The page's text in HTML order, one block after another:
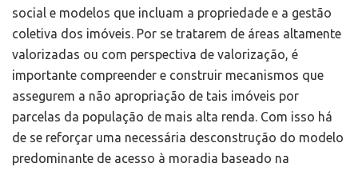
social e modelos que incluam a propriedade e a gestão
coletiva dos imóveis. Por se tratarem de áreas altamente
valorizadas ou com perspectiva de valorização, é
importante compreender e construir mecanismos que
assegurem a não apropriação de tais imóveis por
parcelas da população de mais alta renda. Com isso há
de se reforçar uma necessária desconstrução do modelo
predominante de acesso à moradia baseado na